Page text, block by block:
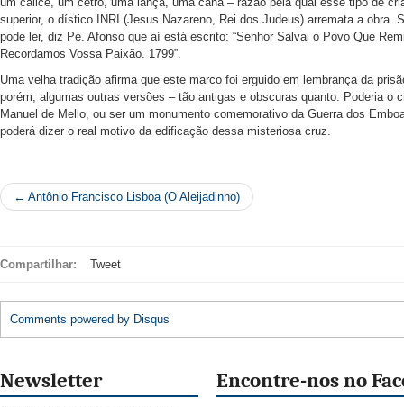
superior, o dístico INRI (Jesus Nazareno, Rei dos Judeus) arremata a obra.
pode ler, diz Pe. Afonso que aí está escrito: “Senhor Salvai o Povo Que
Recordamos Vossa Paixão. 1799”.
Uma velha tradição afirma que este marco foi erguido em lembrança da
porém, algumas outras versões – tão antigas e obscuras quanto. Poderia o
Manuel de Mello, ou ser um monumento comemorativo da Guerra dos
poderá dizer o real motivo da edificação dessa misteriosa cruz.
← Antônio Francisco Lisboa (O Aleijadinho)
Compartilhar: Tweet
Comments powered by Disqus
Newsletter Encontre-nos no